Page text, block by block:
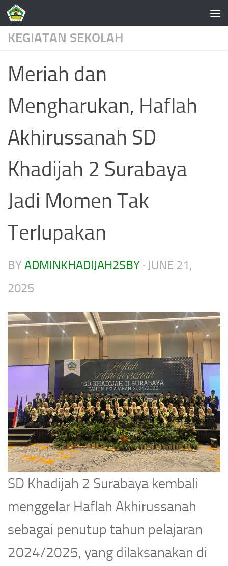
Skip to content
KEGIATAN SEKOLAH
Meriah dan
Mengharukan, Haflah
Akhirussanah SD
Khadijah 2 Surabaya
Jadi Momen Tak
Terlupakan
BYADMINKHADIJAH2SBY · JUNE 21,
2025
SD Khadijah 2 Surabaya kembali
menggelar Haflah Akhirussanah
sebagai penutup tahun pelajaran
2024/2025, yang dilaksanakan di